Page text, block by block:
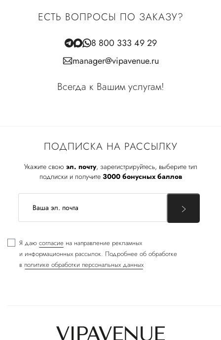
ПОДПИСКА НА РАССЫЛКУ
Укажите свою эл. почту, зарегистрируйтесь, выберите тип
подписки и получите 3000 бонусных баллов
Я даю согласие на направление рекламных
и информационных рассылок. Подробнее об обработке
в политике обработки персональных данных
ЕСТЬ ВОПРОСЫ ПО ЗАКАЗУ?
8 800 333 49 29
manager@vipavenue.ru
Всегда к Вашим услугам!